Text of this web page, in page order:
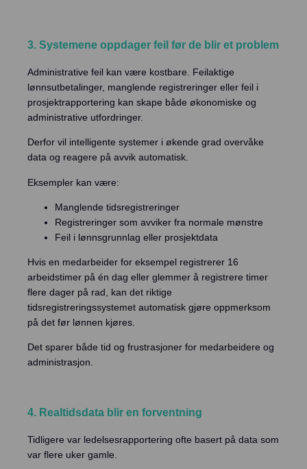
3. Systemene oppdager feil før de blir et problem
Administrative feil kan være kostbare. Feilaktige
lønnsutbetalinger, manglende registreringer eller feil i
prosjektrapportering kan skape både økonomiske og
administrative utfordringer.
Derfor vil intelligente systemer i økende grad overvåke
data og reagere på avvik automatisk.
Eksempler kan være:
Manglende tidsregistreringer
Registreringer som avviker fra normale mønstre
Feil i lønnsgrunnlag eller prosjektdata
Hvis en medarbeider for eksempel registrerer 16
arbeidstimer på én dag eller glemmer å registrere timer
flere dager på rad, kan det riktige
tidsregistreringssystemet automatisk gjøre oppmerksom
på det før lønnen kjøres.
Det sparer både tid og frustrasjoner for medarbeidere og
administrasjon.
4. Realtidsdata blir en forventning
Tidligere var ledelsesrapportering ofte basert på data som
var flere uker gamle.